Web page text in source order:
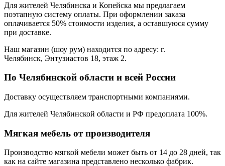
Для жителей Челябинска и Копейска мы предлагаем
поэтапную систему оплаты. При оформлении заказа
оплачивается 50% стоимости изделия, а оставшуюся сумму
при доставке.
Наш магазин (шоу рум) находится по адресу: г.
Челябинск, Энтузиастов 18, этаж 2.
По Челябинской области и всей России
Доставку осуществляем транспортными компаниями.
Для жителей Челябинской области и РФ предоплата 100%.
Мягкая мебель от производителя
Производство мягкой мебели может быть от 14 до 28 дней, так
как на сайте магазина представлено несколько фабрик.